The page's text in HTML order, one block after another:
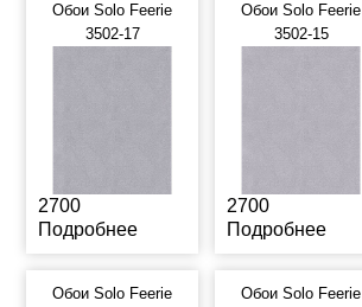
Обои Solo Feerie
3502-17
2700
Подробнее
Обои Solo Feerie
3502-15
2700
Подробнее
Обои Solo Feerie
Обои Solo Feerie